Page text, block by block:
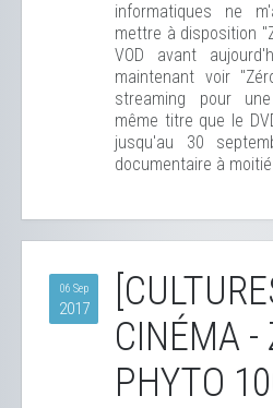
informatiques ne
mettre à disposition
VOD avant
maintenant voir
streaming pour
même titre que le
jusqu'au 30
documentaire à
06 Sep
2017
CINÉMA -
PHYTO